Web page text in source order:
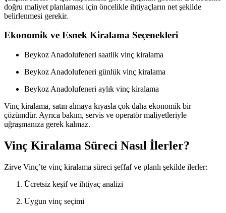
doğru maliyet planlaması için öncelikle ihtiyaçların net şekilde
belirlenmesi gerekir.
Ekonomik ve Esnek Kiralama Seçenekleri
Beykoz Anadolufeneri saatlik vinç kiralama
Beykoz Anadolufeneri günlük vinç kiralama
Beykoz Anadolufeneri aylık vinç kiralama
Vinç kiralama, satın almaya kıyasla çok daha ekonomik bir
çözümdür. Ayrıca bakım, servis ve operatör maliyetleriyle
uğraşmanıza gerek kalmaz.
Vinç Kiralama Süreci Nasıl İlerler?
Zirve Vinç’te vinç kiralama süreci şeffaf ve planlı şekilde ilerler:
Ücretsiz keşif ve ihtiyaç analizi
Uygun vinç seçimi